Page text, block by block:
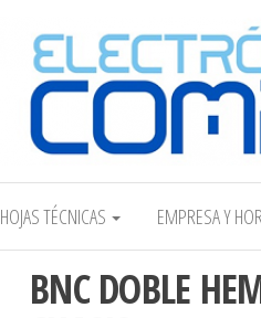
HOJAS TÉCNICAS EMPRESA Y
BNC DOBLE